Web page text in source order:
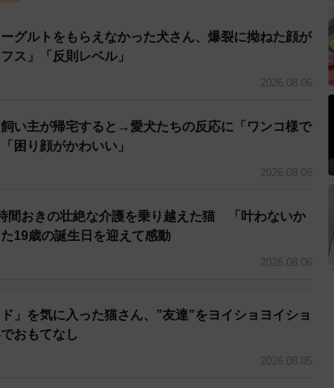
の半壊家屋で命を繋いでいた頃
）の背中には硝子の破片が刺さり、顔には無数の
剛氏は動物病院に搬送し、応急処置。すぐにでも保
参した簡易ケージの数に限りがあり、食欲のあるぷ
たちがいたことから、ぷーさんは置いて行かざるを
グルトをもらえなかった犬さん、爆裂に拗ねた顔が
ス」「反則レベル」
2026.08.06
い主が帰宅すると→愛犬たちの反応に「ワンコ様で
困り顔がかわいい」
2026.08.06
間おきの壮絶な介護を乗り越えた猫 「叶わないか
19歳の誕生日を迎えて感動
2026.08.06
」を気に入った猫さん、”友達”をヨイショヨイショ
おもてなし
2026.08.05